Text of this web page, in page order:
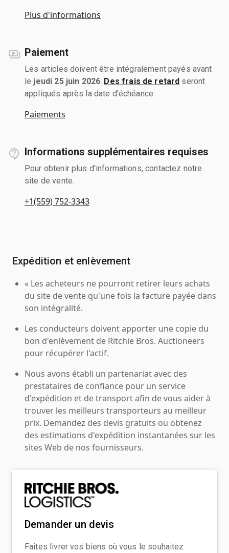
Plus d'informations
Paiement
Les articles doivent être intégralement payés avant
le jeudi 25 juin 2026 Des frais de retard seront
appliqués après la date d'échéance.
Paiements
Informations supplémentaires requises
Pour obtenir plus d'informations, contactez notre
site de vente.
+1(559) 752-3343
Expédition et enlèvement
« Les acheteurs ne pourront retirer leurs achats
du site de vente qu'une fois la facture payée dans
son intégralité.
Les conducteurs doivent apporter une copie du
bon d'enlèvement de Ritchie Bros. Auctioneers
pour récupérer l'actif.
Nous avons établi un partenariat avec des
prestataires de confiance pour un service
d'expédition et de transport afin de vous aider à
trouver les meilleurs transporteurs au meilleur
prix. Demandez des devis gratuits ou obtenez
des estimations d'expédition instantanées sur les
sites Web de nos fournisseurs.
Demander un devis
Faites livrer vos biens où vous le souhaitez